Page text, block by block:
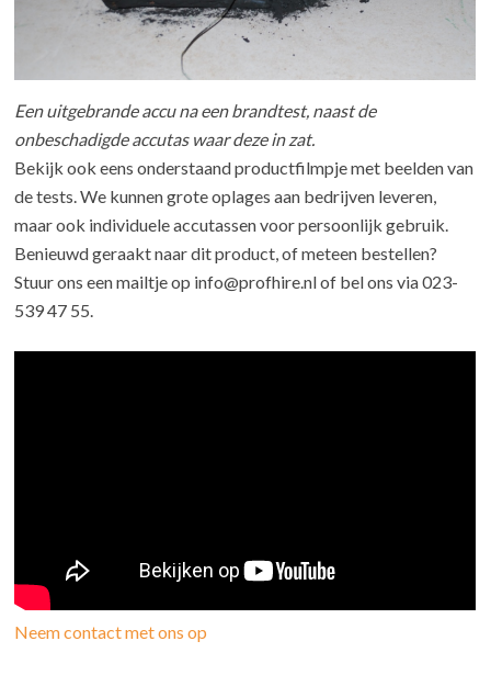
Een uitgebrande accu na een brandtest, naast de
onbeschadigde accutas waar deze in zat.
Bekijk ook eens onderstaand productfilmpje met beelden van
de tests. We kunnen grote oplages aan bedrijven leveren,
maar ook individuele accutassen voor persoonlijk gebruik.
Benieuwd geraakt naar dit product, of meteen bestellen?
Stuur ons een mailtje op info@profhire.nl of bel ons via 023-
539 47 55.
Neem contact met ons op